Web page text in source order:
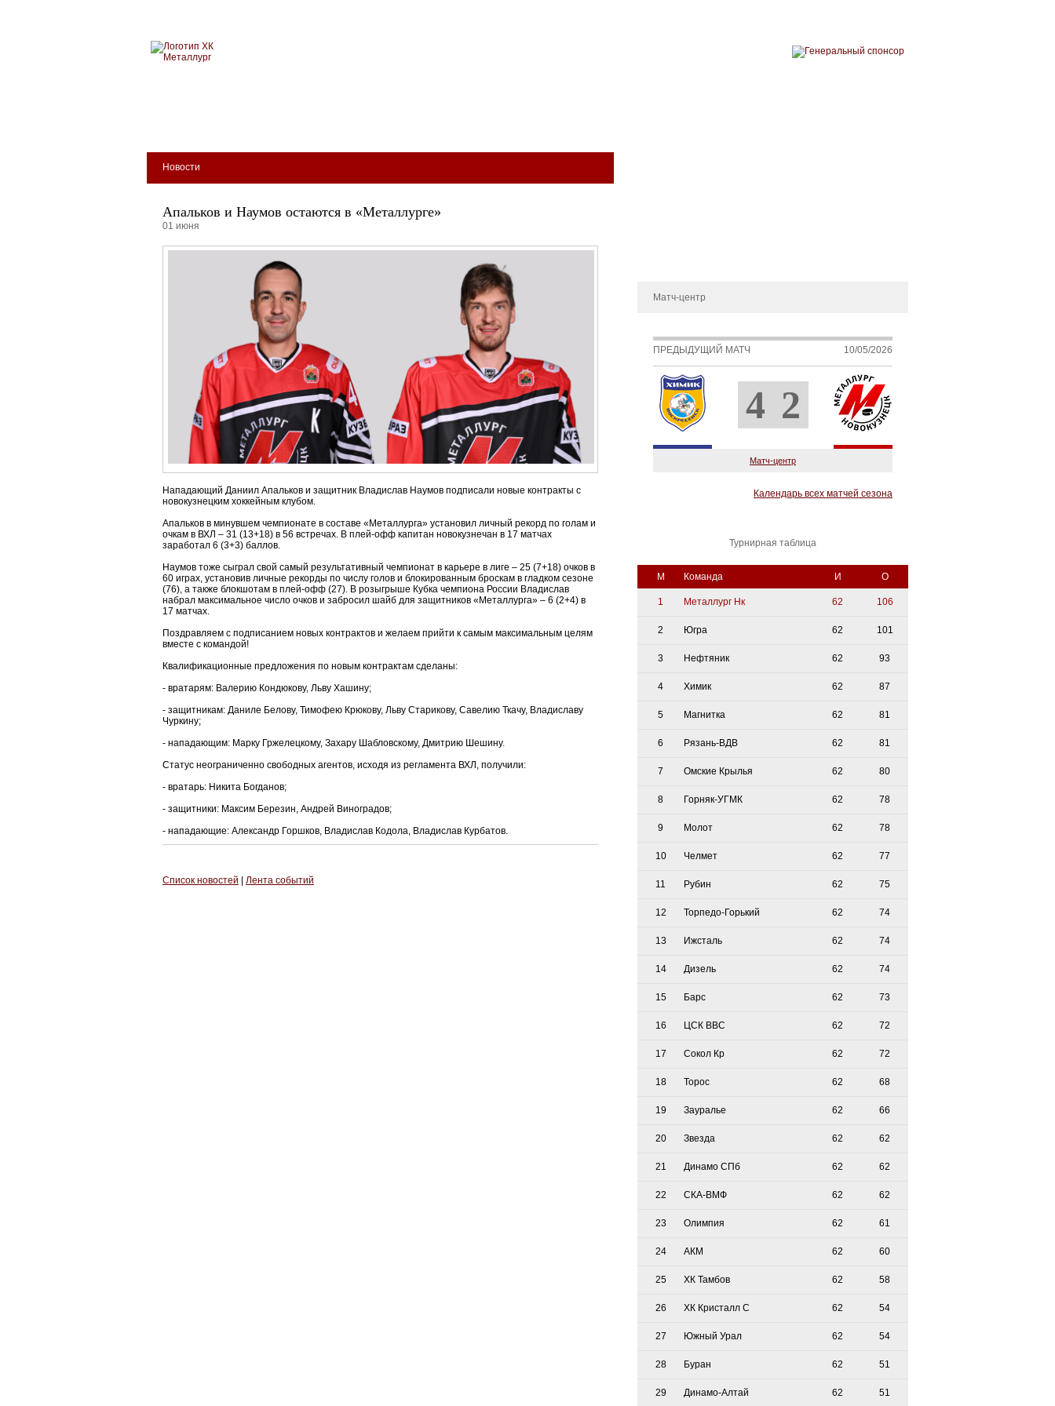
Новости
Апальков и Наумов остаются в «Металлурге»
01 июня
Нападающий Даниил Апальков и защитник Владислав Наумов подписали новые контракты с
новокузнецким хоккейным клубом.
Апальков в минувшем чемпионате в составе «Металлурга» установил личный рекорд по голам и
очкам в ВХЛ – 31 (13+18) в 56 встречах. В плей-офф капитан новокузнечан в 17 матчах
заработал 6 (3+3) баллов.
Наумов тоже сыграл свой самый результативный чемпионат в карьере в лиге – 25 (7+18) очков в
60 играх, установив личные рекорды по числу голов и блокированным броскам в гладком сезоне
(76), а также блокшотам в плей-офф (27). В розыгрыше Кубка чемпиона России Владислав
набрал максимальное число очков и забросил шайб для защитников «Металлурга» – 6 (2+4) в
17 матчах.
Поздравляем с подписанием новых контрактов и желаем прийти к самым максимальным целям
вместе с командой!
Квалификационные предложения по новым контрактам сделаны:
- вратарям: Валерию Кондюкову, Льву Хашину;
- защитникам: Даниле Белову, Тимофею Крюкову, Льву Старикову, Савелию Ткачу, Владиславу
Чуркину;
- нападающим: Марку Гржелецкому, Захару Шабловскому, Дмитрию Шешину.
Статус неограниченно свободных агентов, исходя из регламента ВХЛ, получили:
- вратарь: Никита Богданов;
- защитники: Максим Березин, Андрей Виноградов;
- нападающие: Александр Горшков, Владислав Кодола, Владислав Курбатов.
Список новостей | Лента событий
Матч-центр
ПРЕДЫДУЩИЙ МАТЧ 10/05/2026
4 2
Матч-центр
Календарь всех матчей сезона
Турнирная таблица
М Команда И О
1 Металлург Нк 62 106
2 Югра 62 101
3 Нефтяник 62 93
4 Химик 62 87
5 Магнитка 62 81
6 Рязань-ВДВ 62 81
7 Омские Крылья 62 80
8 Горняк-УГМК 62 78
9 Молот 62 78
10 Челмет 62 77
11 Рубин 62 75
12 Торпедо-Горький 62 74
13 Ижсталь 62 74
14 Дизель 62 74
15 Барс 62 73
16 ЦСК ВВС 62 72
17 Сокол Кр 62 72
18 Торос 62 68
19 Зауралье 62 66
20 Звезда 62 62
21 Динамо СПб 62 62
22 СКА-ВМФ 62 62
23 Олимпия 62 61
24 АКМ 62 60
25 ХК Тамбов 62 58
26 ХК Кристалл С 62 54
27 Южный Урал 62 54
28 Буран 62 51
29 Динамо-Алтай 62 51